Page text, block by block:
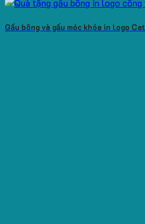
Gấu bông và gấu móc khóa in logo